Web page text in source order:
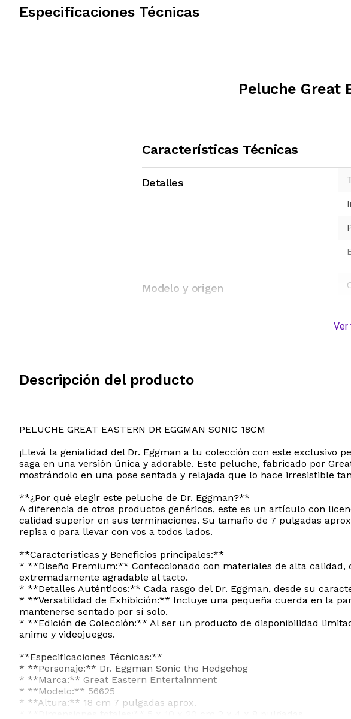
Especificaciones Técnicas
Peluche Great
Características Técnicas
Detalles
Modelo y origen
Ver
Descripción del producto
PELUCHE GREAT EASTERN DR EGGMAN SONIC 18CM
¡Llevá la genialidad del Dr. Eggman a tu colección con este exclusivo
saga en una versión única y adorable. Este peluche, fabricado por
mostrándolo en una pose sentada y relajada que lo hace irresistible
**¿Por qué elegir este peluche de Dr. Eggman?**
A diferencia de otros productos genéricos, este es un artículo con
calidad superior en sus terminaciones. Su tamaño de 7 pulgadas
repisa o para llevar con vos a todos lados.
**Características y Beneficios principales:**
* **Diseño Premium:** Confeccionado con materiales de alta
extremadamente agradable al tacto.
* **Detalles Auténticos:** Cada rasgo del Dr. Eggman, desde su
* **Versatilidad de Exhibición:** Incluye una pequeña cuerda en la
mantenerse sentado por sí solo.
* **Edición de Colección:** Al ser un producto de disponibilidad
anime y videojuegos.
**Especificaciones Técnicas:**
* **Personaje:** Dr. Eggman Sonic the Hedgehog
* **Marca:** Great Eastern Entertainment
* **Modelo:** 56625
* **Altura:** 18 cm 7 pulgadas aprox.